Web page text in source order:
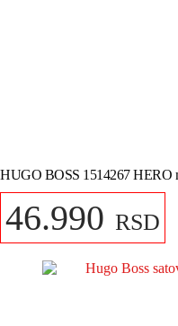
HUGO BOSS 1514267 HERO
46.990 RSD